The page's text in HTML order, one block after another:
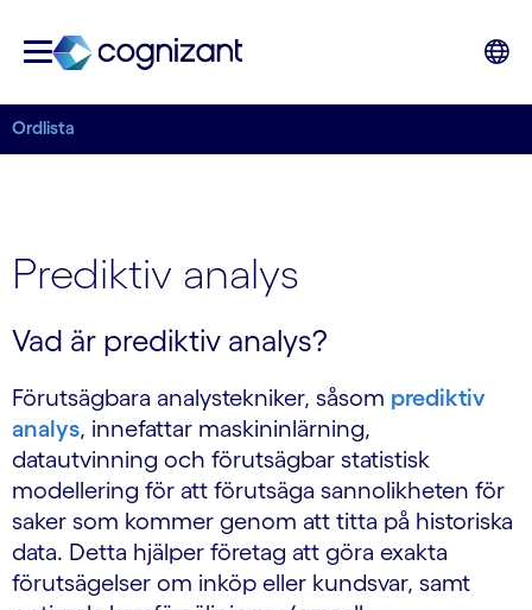
Ordlista
Prediktiv analys
Vad är prediktiv analys?
Förutsägbara analystekniker, såsom prediktiv
analys, innefattar maskininlärning,
datautvinning och förutsägbar statistisk
modellering för att förutsäga sannolikheten för
saker som kommer genom att titta på historiska
data. Detta hjälper företag att göra exakta
förutsägelser om inköp eller kundsvar, samt